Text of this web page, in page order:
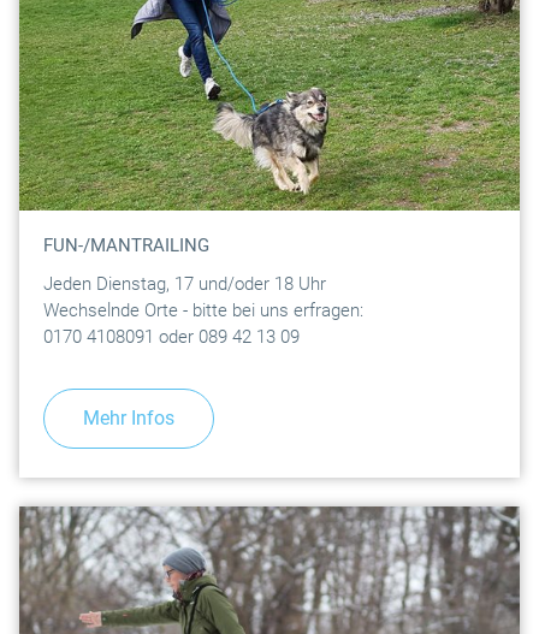
FUN-/MANTRAILING
Jeden Dienstag, 17 und/oder 18 Uhr
Wechselnde Orte - bitte bei uns erfragen:
0170 4108091 oder 089 42 13 09
Mehr Infos